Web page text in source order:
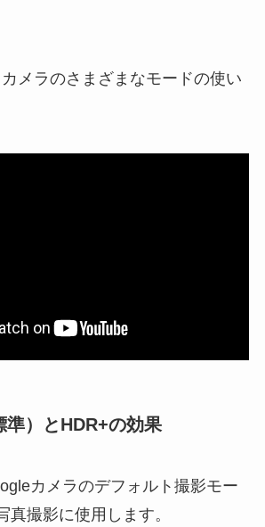
メラのさまざまなモードの使い
準）とHDR+の効果
カメラのデフォルト撮影モー
真撮影に使用します。